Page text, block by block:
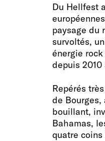
Du Hellfest
paysage du
survoltés,
énergie
depuis
Repérés
de Bourges,
bouillant,
Bahamas,
quatre coins